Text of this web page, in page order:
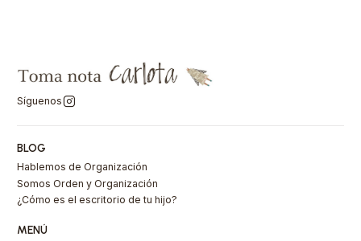
Síguenos
BLOG
Hablemos de Organización
Somos Orden y Organización
¿Cómo es el escritorio de tu hijo?
MENÚ